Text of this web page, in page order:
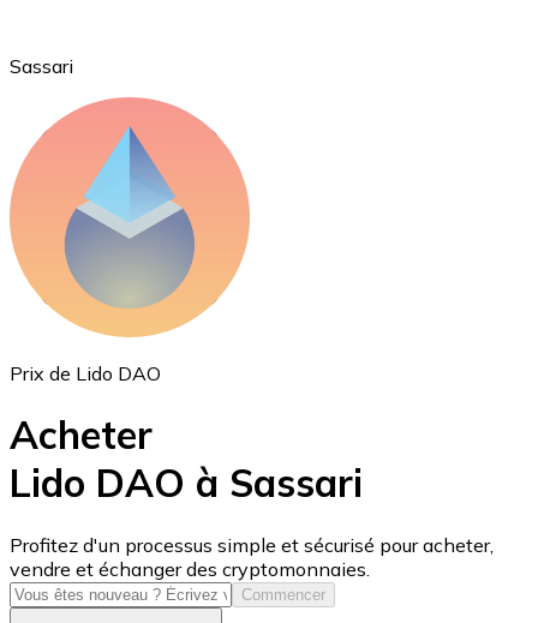
Ethereum
ETH
USD Coin
USDC
Sassari
Prix de Lido DAO
Acheter
Lido DAO à Sassari
Profitez d'un processus simple et sécurisé pour acheter,
vendre et échanger des cryptomonnaies.
Commencer